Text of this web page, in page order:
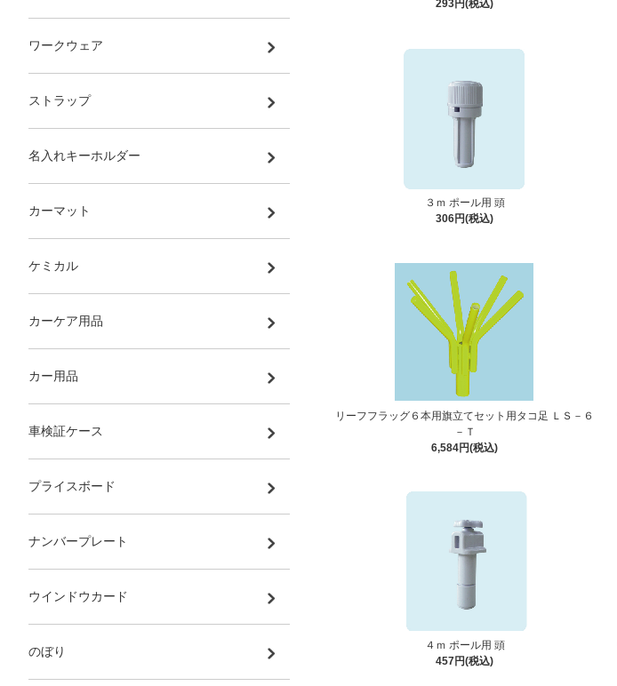
293円(税込)
３ｍ ポール用 頭
306円(税込)
リーフフラッグ６本用旗立てセット用タコ足 ＬＳ－６
－Ｔ
6,584円(税込)
４ｍ ポール用 頭
457円(税込)
ワークウェア
ストラップ
名入れキーホルダー
カーマット
ケミカル
カーケア用品
カー用品
車検証ケース
プライスボード
ナンバープレート
ウインドウカード
のぼり